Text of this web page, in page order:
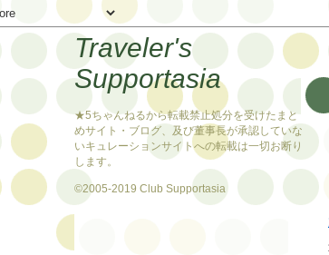
Traveler's
Supportasia
★5ちゃんねるから転載禁止処分を受けたまと
めサイト・ブログ、及び董事長が承認していな
いキュレーションサイトへの転載は一切お断り
します。
©2005-2019 Club Supportasia